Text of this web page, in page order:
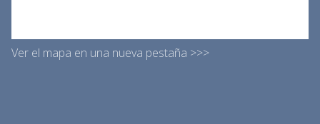
Ver el mapa en una nueva pestaña >>>